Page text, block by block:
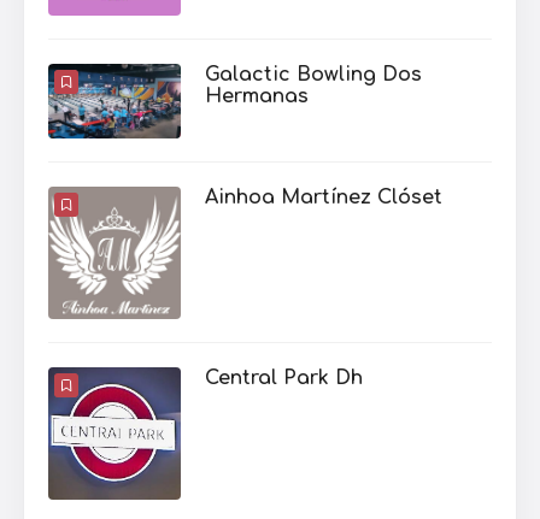
Galactic Bowling Dos
Hermanas
Ainhoa Martínez Clóset
Central Park Dh